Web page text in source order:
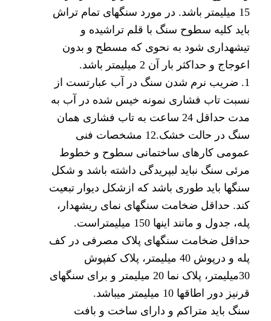
15 میلیمتر باشد. در مورد سنگهای تمام تراش
باید کلیه سطوح سنگ با قلم تراشیده و
تیشهداری شود به نحوی که مسطح و بدون
اعوجاج و حداکثر بار آن 2 میلیمتر باشد.
1. ضریب نرم شدن سنگ در آب عبارتست از
نسبت تاب فشاری نمونه خیس شده در آب به
مدت حداقل 24 ساعت به تاب فشاری همان
سنگ در حالت خشک.12 مشخصات فنی
عمومی کارهای ساختمانی سطوح و خطوط
مرئی سنگ نباید لبپریدگی داشته باشد و شکل
سنگها باید طوری باشد که ازشکل دیوار تبعیت
کند. حداقل ضخامت سنگهای نمای ریشهدار،
پله، جدول و مانند اینها 150 میلیمتراست.
حداقل ضخامت سنگهای پلاک مصرفی در کف
پله و درپوش 40 میلیمتر، پلاک کفپوش
30میلیمتر، پلاک نما 20 میلیمتر و برای سنگهای
قرنیز دور اطاقها 10 میلیمتر میباشد.
سنگ باید متراکم و دارای ساخت و بافت